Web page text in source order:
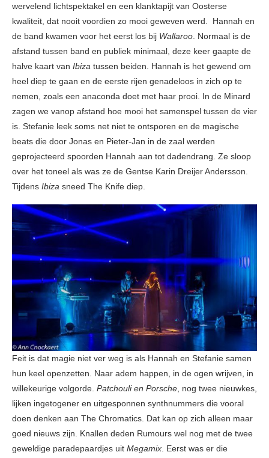
wervelend lichtspektakel en een klanktapijt van Oosterse
kwaliteit, dat nooit voordien zo mooi geweven werd. Hannah en
de band kwamen voor het eerst los bij Wallaroo. Normaal is de
afstand tussen band en publiek minimaal, deze keer gaapte de
halve kaart van Ibiza tussen beiden. Hannah is het gewend om
heel diep te gaan en de eerste rijen genadeloos in zich op te
nemen, zoals een anaconda doet met haar prooi. In de Minard
zagen we vanop afstand hoe mooi het samenspel tussen de vier
is. Stefanie leek soms net niet te ontsporen en de magische
beats die door Jonas en Pieter-Jan in de zaal werden
geprojecteerd spoorden Hannah aan tot dadendrang. Ze sloop
over het toneel als was ze de Gentse Karin Dreijer Andersson.
Tijdens Ibiza sneed The Knife diep.
Feit is dat magie niet ver weg is als Hannah en Stefanie samen
hun keel openzetten. Naar adem happen, in de ogen wrijven, in
willekeurige volgorde. Patchouli en Porsche, nog twee nieuwkes,
lijken ingetogener en uitgesponnen synthnummers die vooral
doen denken aan The Chromatics. Dat kan op zich alleen maar
goed nieuws zijn. Knallen deden Rumours wel nog met de twee
geweldige paradepaardjes uit Megamix. Eerst was er die